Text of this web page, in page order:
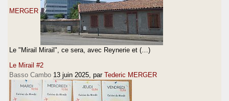
MERGER
Le "Mirail Mirail", ce sera, avec Reynerie et (…)
Le Mirail #2
Basso Cambo 13 juin 2025 , par Tederic MERGER